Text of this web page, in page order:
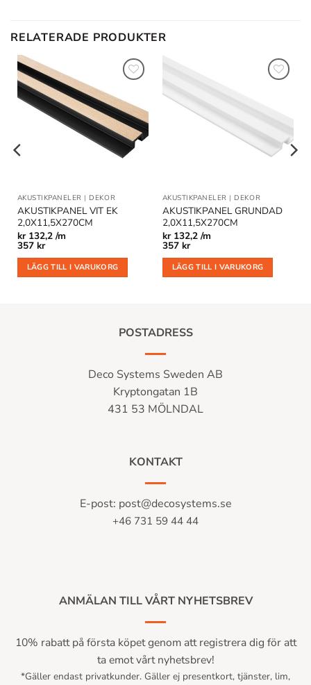
RELATERADE PRODUKTER
Lägg till
i
önskelistan
AKUSTIKPANELER | DEKOR
AKUSTIKPANEL VIT EK
2,0X11,5X270CM
kr132,2 /m
357 kr
LÄGG TILL I VARUKORG
AKUSTIKPANELER | DEKOR
AKUSTIKPANEL GRUNDAD
2,0X11,5X270CM
kr132,2 /m
357 kr
LÄGG TILL I VARUKORG
POSTADRESS
Deco Systems Sweden AB
Kryptongatan 1B
431 53 MÖLNDAL
KONTAKT
E-post: post@decosystems.se
+46 731 59 44 44
ANMÄLAN TILL VÅRT NYHETSBREV
10% rabatt på första köpet genom att registrera dig för att
ta emot vårt nyhetsbrev!
*Gäller endast privatkunder. Gäller ej presentkort, tjänster, lim,